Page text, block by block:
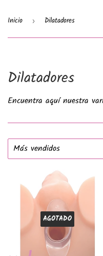
Inicio › Dilatadores
Dilatadores
Encuentra aquí nuestra
AGOTADO